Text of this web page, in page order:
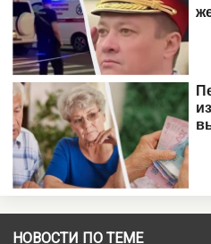
НОВОСТИ ПО ТЕМЕ